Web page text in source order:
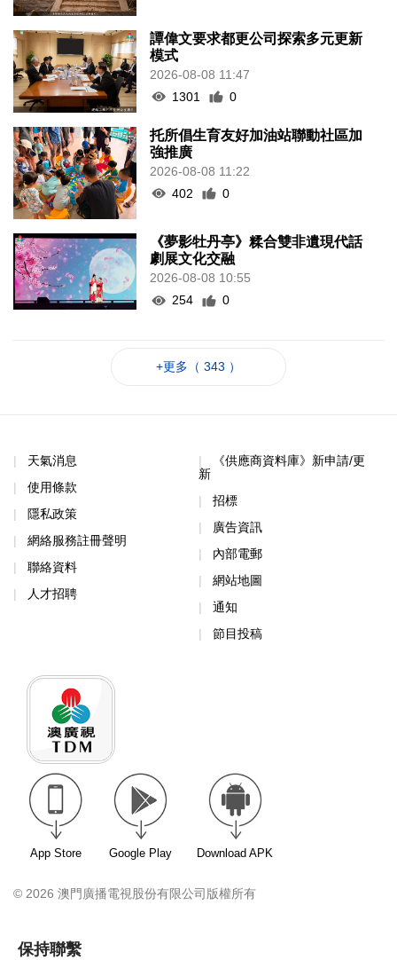
譚偉文要求都更公司探索多元更新
模式
2026-08-08 11:47
1301
0
托所倡生育友好加油站聯動社區加
強推廣
2026-08-08 11:22
402
0
《夢影牡丹亭》糅合雙非遺現代話
劇展文化交融
2026-08-08 10:55
254
0
+更多（ 343 ）
天氣消息
使用條款
隱私政策
網絡服務註冊聲明
聯絡資料
人才招聘
《供應商資料庫》新申請/更
新
招標
廣告資訊
內部電郵
網站地圖
通知
節目投稿
App Store Google Play Download APK
© 2026 澳門廣播電視股份有限公司版權所有
保持聯繫